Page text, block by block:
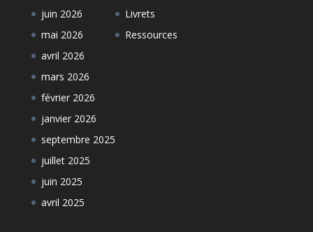
juin 2026
mai 2026
avril 2026
mars 2026
février 2026
janvier 2026
septembre 2025
juillet 2025
juin 2025
avril 2025
Livrets
Ressources